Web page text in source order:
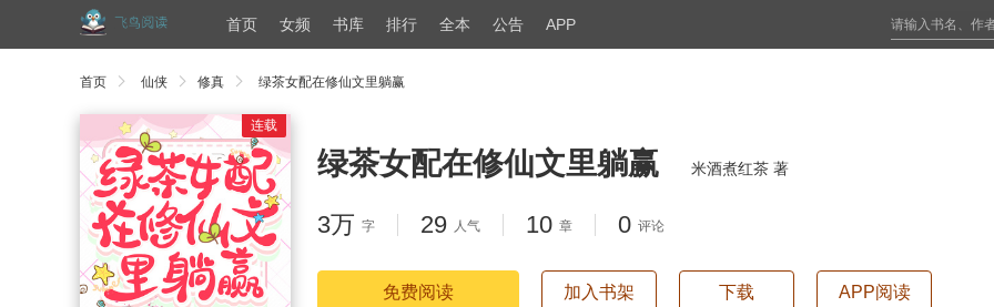
首页 女频 书库 排行 全本 公告 APP
首页 仙侠 修真 绿茶女配在修仙文里躺赢
连载
绿茶女配在修仙文里躺赢 米酒煮红茶 著
3万 字 29 人气 10 章 0 评论
免费阅读 加入书架 下载 APP阅读